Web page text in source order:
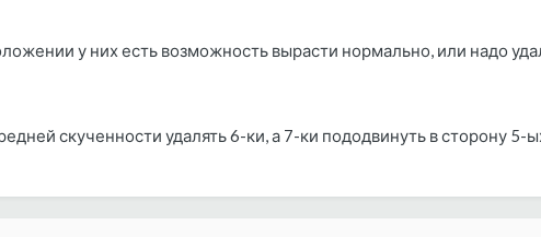
у них есть возможность вырасти нормально, или надо
скученности удалять 6-ки, а 7-ки пододвинуть в сторону